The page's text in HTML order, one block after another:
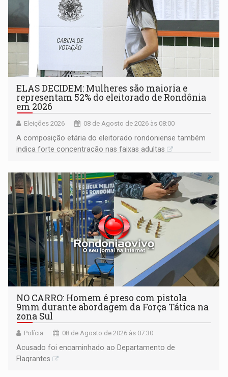
ELAS DECIDEM: Mulheres são maioria e
representam 52% do eleitorado de Rondônia
em 2026
Eleições 2026 08 de Agosto de 2026 às 08:00
A composição etária do eleitorado rondoniense também
indica forte concentração nas faixas adultas
NO CARRO: Homem é preso com pistola
9mm durante abordagem da Força Tática na
zona Sul
Polícia 08 de Agosto de 2026 às 07:30
Acusado foi encaminhado ao Departamento de
Flagrantes